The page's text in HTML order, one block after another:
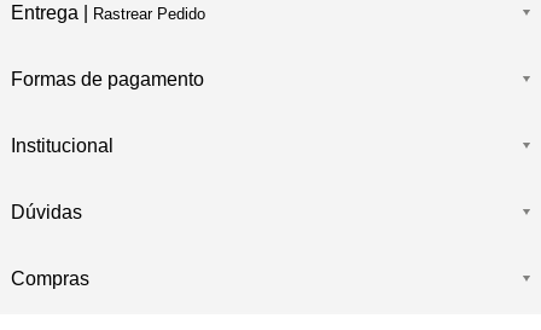
Entrega | Rastrear Pedido
Formas de pagamento
Institucional
Dúvidas
Compras